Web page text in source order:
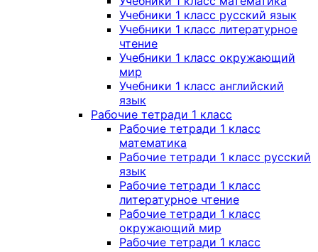
Учебники 1 класс русский язык
Учебники 1 класс литературное
чтение
Учебники 1 класс окружающий
мир
Учебники 1 класс английский
язык
Рабочие тетради 1 класс
Рабочие тетради 1 класс
математика
Рабочие тетради 1 класс русский
язык
Рабочие тетради 1 класс
литературное чтение
Рабочие тетради 1 класс
окружающий мир
Рабочие тетради 1 класс